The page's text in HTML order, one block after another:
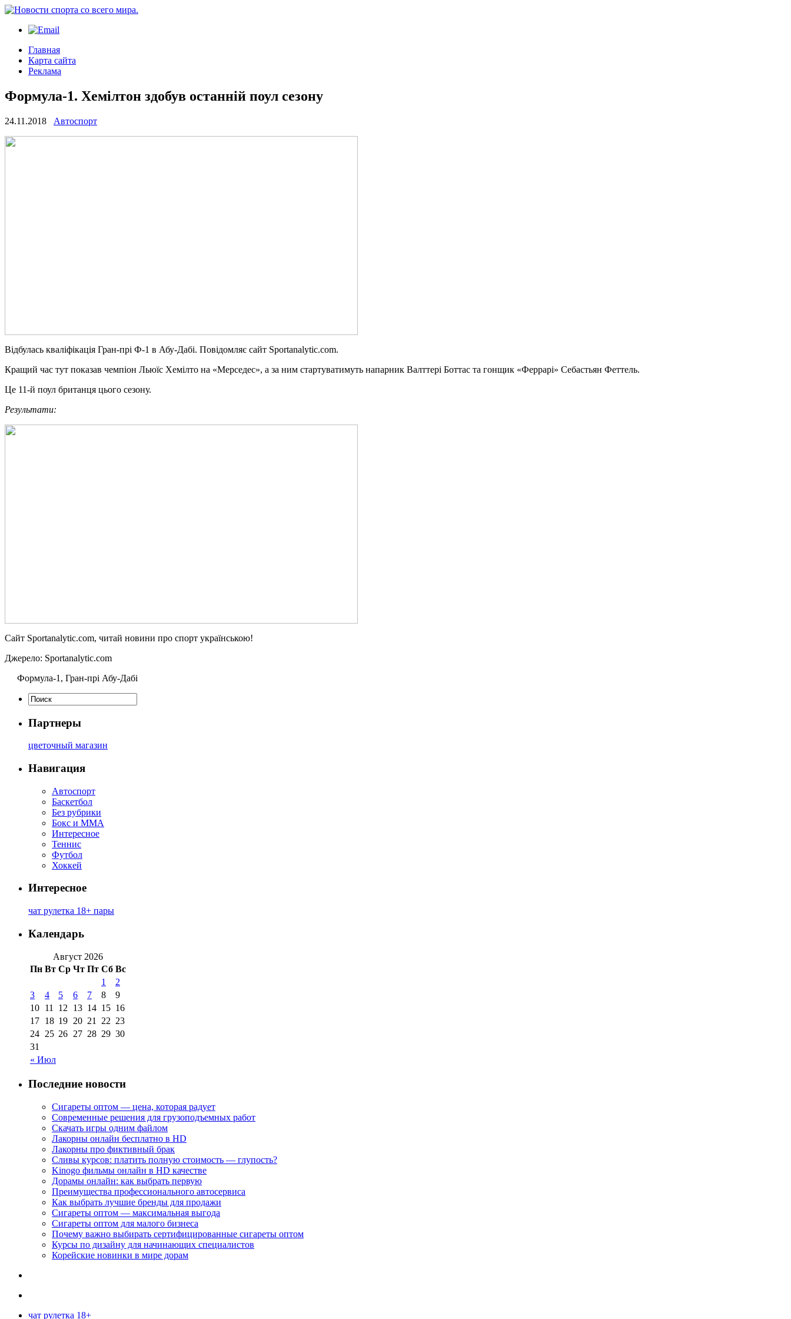
Главная
Карта сайта
Реклама
Формула-1. Хемілтон здобув останній поул сезону
24.11.2018 Автоспорт
Відбулaсь кваліфікація Гран-прі Ф-1 в Абу-Дабі. Повідомляє сайт Sportanalytic.com.
Кращий час тут показав чемпіон Льюїс Хемілто на «Мерседес», а за ним стартуватимуть напарник Валттері Боттас та гонщик «Феррарі» Себастьян Феттель.
Це 11-й поул британця цього сезону.
Результати:
Сайт Sportanalytic.com, читай новини про спорт українською!
Джерело: Sportanalytic.com
Формула-1, Гран-прі Абу-Дабі
Партнеры
цветочный магазин
Навигация
Автоспорт
Баскетбол
Без рубрики
Бокс и ММА
Интересное
Теннис
Футбол
Хоккей
Интересное
чат рулетка 18+ пары
Календарь
Август 2026
Пн Вт Ср Чт Пт Сб Вс
« Июл
1
2
3
4 5 6 7 8
9
10 11 12 13 14 15 16
17 18 19 20 21 22 23
24 25 26 27 28 29 30
31
Последние новости
Сигареты оптом — цена, которая радует
Современные решения для грузоподъемных работ
Скачать игры одним файлом
Лакорны онлайн бесплатно в HD
Лакорны про фиктивный брак
Сливы курсов: платить полную стоимость — глупость?
Kinogo фильмы онлайн в HD качестве
Дорамы онлайн: как выбрать первую
Преимущества профессионального автосервиса
Как выбрать лучшие бренды для продажи
Сигареты оптом — максимальная выгода
Сигареты оптом для малого бизнеса
Почему важно выбирать сертифицированные сигареты оптом
Курсы по дизайну для начинающих специалистов
Корейские новинки в мире дорам
чат рулетка 18+